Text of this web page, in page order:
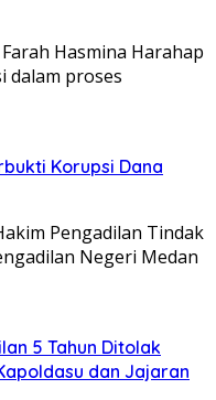
Hasmina Harahap
dalam proses
Korupsi Dana
Pengadilan Tindak
Negeri Medan
5 Tahun Ditolak
dan Jajaran